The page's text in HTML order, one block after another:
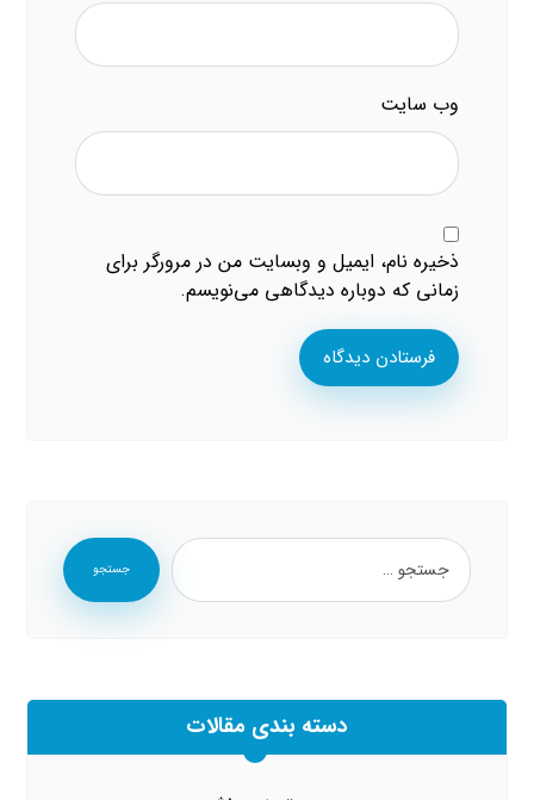
وب‌ سایت
ذخیره نام، ایمیل و وبسایت من در مرورگر برای
زمانی که دوباره دیدگاهی می‌نویسم.
فرستادن دیدگاه
جستجو
دسته بندی مقالات